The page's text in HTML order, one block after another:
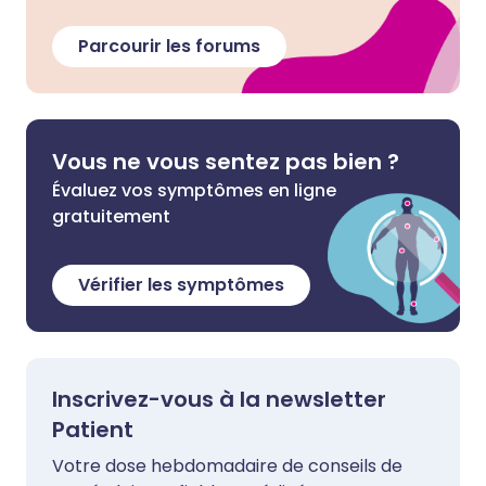
Parcourir les forums
Vous ne vous sentez pas bien ?
Évaluez vos symptômes en ligne
gratuitement
Vérifier les symptômes
Inscrivez-vous à la newsletter
Patient
Votre dose hebdomadaire de conseils de